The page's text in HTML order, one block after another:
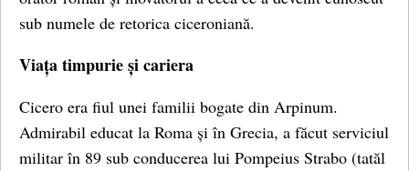
sub numele de retorica ciceroniană.
Viața timpurie și cariera
Cicero era fiul unei familii bogate din Arpinum.
Admirabil educat la Roma și în Grecia, a făcut serviciul
militar în 89 sub conducerea lui Pompeius Strabo (tatăl